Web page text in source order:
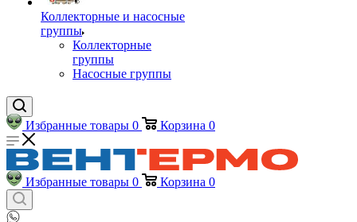
Коллекторные и насосные
группы
Коллекторные
группы
Насосные группы
Избранные товары 0 Корзина 0
Избранные товары 0 Корзина 0